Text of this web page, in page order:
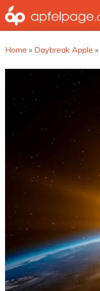
Zum
Inhalt
springen
Home » Daybreak Apple »